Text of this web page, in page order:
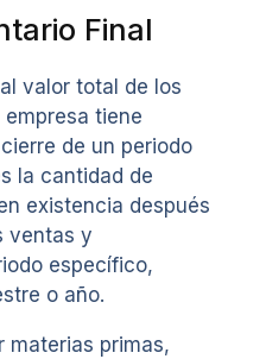
Final
valor total de los
tiene
de un periodo
la cantidad de
existencia después
ventas y
específico,
o año.
materias primas,